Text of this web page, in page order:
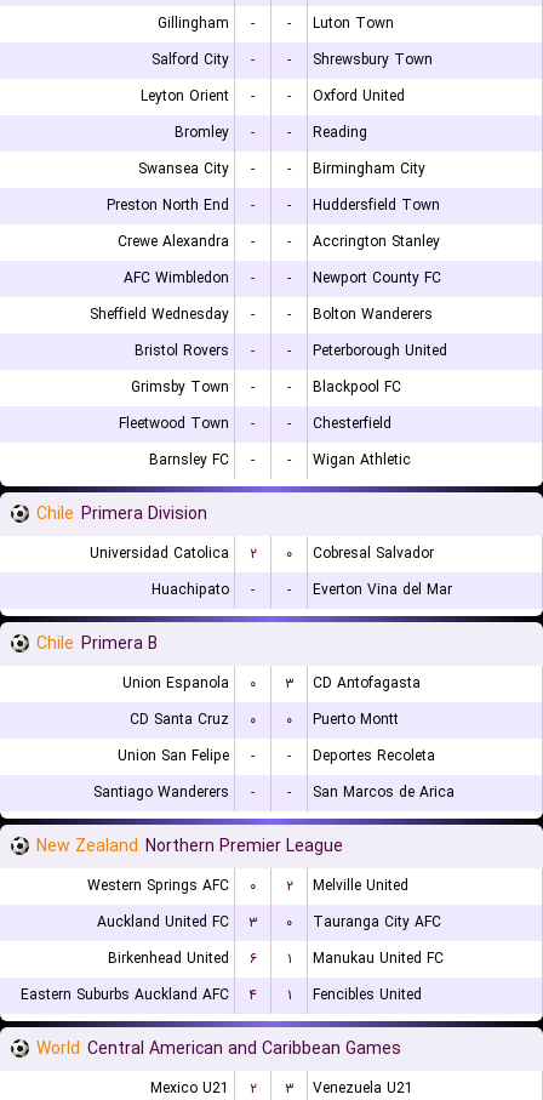
Gillingham
- -
Luton Town
Salford City
- -
Shrewsbury Town
Leyton Orient
- -
Oxford United
Bromley
- -
Reading
Swansea City
- -
Birmingham City
Preston North End
- -
Huddersfield Town
Crewe Alexandra
- -
Accrington Stanley
AFC Wimbledon
- -
Newport County FC
Sheffield Wednesday
- -
Bolton Wanderers
Bristol Rovers
- -
Peterborough United
Grimsby Town
- -
Blackpool FC
Fleetwood Town
- -
Chesterfield
Barnsley FC
- - Wigan Athletic
Chile Primera Division
Universidad Catolica ۲ ۰
Cobresal Salvador
Huachipato
- - Everton Vina del Mar
Chile Primera B
Union Espanola ۰ ۳
CD Antofagasta
CD Santa Cruz
۰ ۰
Puerto Montt
Union San Felipe
- -
Deportes Recoleta
Santiago Wanderers
- - San Marcos de Arica
New Zealand Northern Premier League
Western Springs AFC ۰ ۲
Melville United
Auckland United FC
۳ ۰
Tauranga City AFC
Birkenhead United
۶ ۱
Manukau United FC
Eastern Suburbs Auckland AFC
۴ ۱ Fencibles United
World Central American and Caribbean Games
Mexico U21 ۲ ۳ Venezuela U21